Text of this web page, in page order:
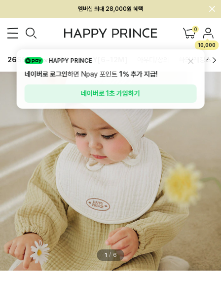
회원전용 아울렛, 가입하면 ~60% 할인!
멤버십 최대 28,000원 혜택 0
10,000
26SS 신상 BEST BABY[6~12M] 하의/레깅스
1 / 6
HAPPY PRINCE
네이버로 로그인하면 Npay 포인트1%추가 지급!
네이버로 1초 가입하기